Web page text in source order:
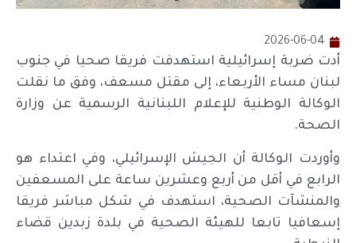
2026-06-04
أدت ضربة إسرائيلية استهدفت فريقا صحيا في جنوب
لبنان مساء الأربعاء، إلى مقتل مسعف، وفق ما نقلت
الوكالة الوطنية للإعلام اللبنانية الرسمية عن وزارة
الصحة.
وأوردت الوكالة أن الجيش الإسرائيلي، وفي اعتداء هو
الرابع في أقل من أربع وعشرين ساعة على المسعفين
والمنشآت الصحية، استهدف في شكل مباشر فريقا
إسعافيا تابعا للهيئة الصحية في بلدة زبدين قضاء